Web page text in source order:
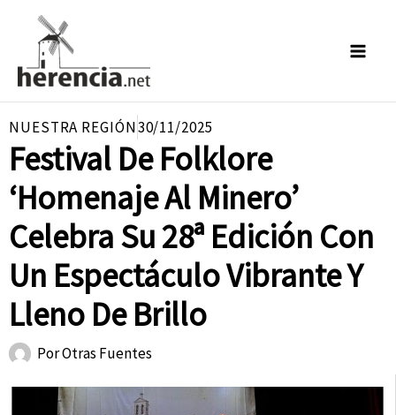
contenido
NUESTRA REGIÓN30/11/2025
Festival De Folklore
‘Homenaje Al Minero’
Celebra Su 28ª Edición Con
Un Espectáculo Vibrante Y
Lleno De Brillo
PorOtras Fuentes